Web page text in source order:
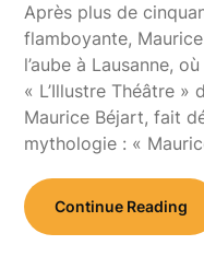
Après plus de
flamboyante,
l’aube à Lausanne,
« L’Illustre Théâtre »
Maurice Béjart, fait
mythologie : «
Continue Reading